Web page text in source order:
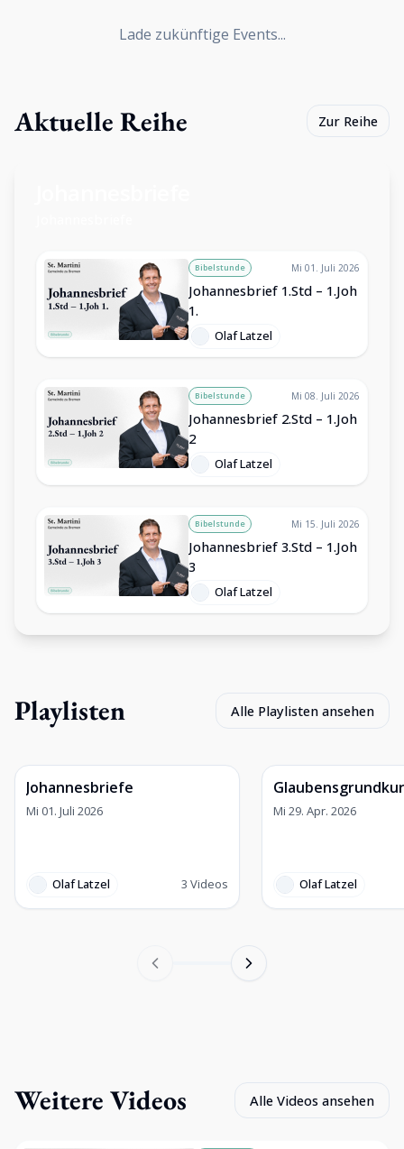
Lade zukünftige Events...
Aktuelle Reihe Zur Reihe
Bibelstunde Mi 01. Juli 2026
Johannesbrief 1.Std – 1.Joh
1.
Olaf Latzel
Bibelstunde Mi 08. Juli 2026
Johannesbrief 2.Std – 1.Joh
2
Olaf Latzel
Bibelstunde Mi 15. Juli 2026
Johannesbrief 3.Std – 1.Joh
3
Olaf Latzel
Playlisten Alle Playlisten ansehen
Johannesbriefe
Mi 01. Juli 2026
Olaf Latzel 3 Videos
Mi 29. Apr. 2026
Olaf Latzel
Weitere Videos Alle Videos ansehen